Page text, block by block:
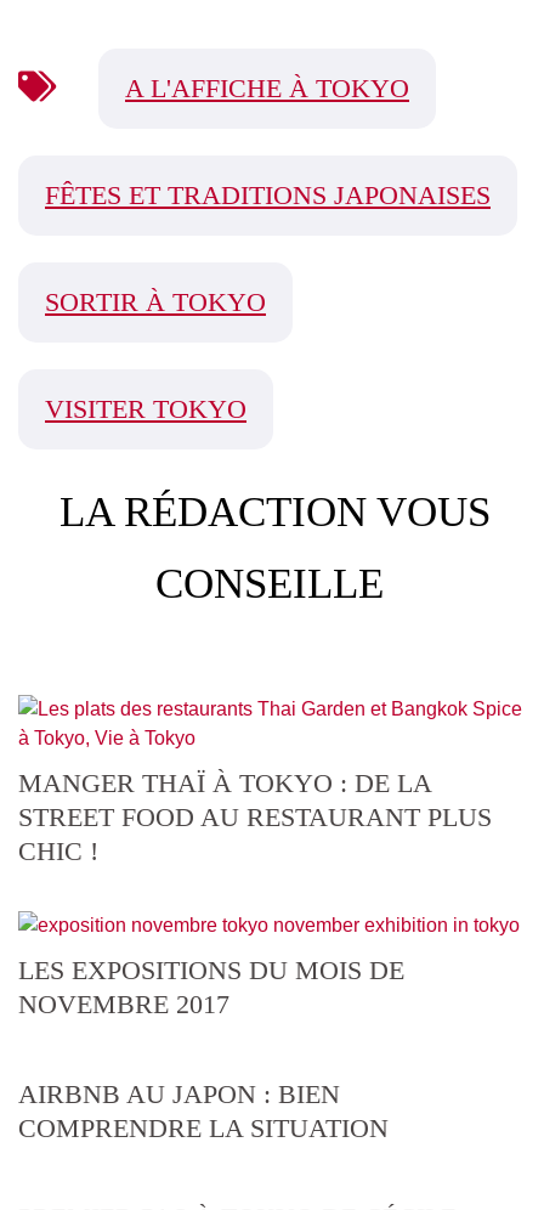
A L'AFFICHE À TOKYO
FÊTES ET TRADITIONS JAPONAISES
SORTIR À TOKYO
VISITER TOKYO
LA RÉDACTION VOUS
CONSEILLE
MANGER THAÏ À TOKYO : DE LA
STREET FOOD AU RESTAURANT PLUS
CHIC !
LES EXPOSITIONS DU MOIS DE
NOVEMBRE 2017
AIRBNB AU JAPON : BIEN
COMPRENDRE LA SITUATION